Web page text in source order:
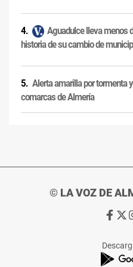
Aguadulce lleva menos
historia de su cambio de
Alerta amarilla por tormenta
comarcas de Almería
© LA VOZ DE
Ir
de
La
Ir